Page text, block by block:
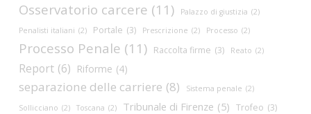
Osservatorio carcere (11) Palazzo di giustizia (2)
Penalisti italiani (2) Portale (3) Prescrizione (2) Processo (2)
Processo Penale (11) Raccolta firme (3) Reato (2)
Report (6) Riforme (4)
separazione delle carriere (8) Sistema penale (2)
Sollicciano (2) Toscana (2) Tribunale di Firenze (5) Trofeo (3)